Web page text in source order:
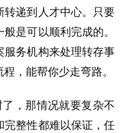
转递到人才中心。只要
是可以顺利完成的。
服务机构来处理转存事
，能帮你少走弯路。
，那情况就要复杂不
完整性都难以保证，任